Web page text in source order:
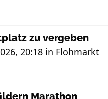
zu vergeben
20:18 in Flohmarkt